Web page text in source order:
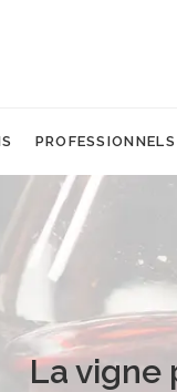
PROFESSIONNELS
La vigne